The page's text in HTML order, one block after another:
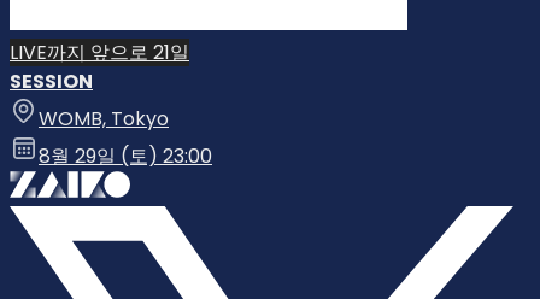
LIVE까지 앞으로 21일
SESSION
WOMB, Tokyo
8월 29일 (토) 23:00